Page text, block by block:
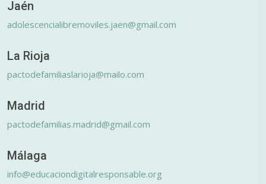
Jaén
adolescencialibremoviles.jaen@gmail.com
La Rioja
pactodefamiliaslarioja@mailo.com
Madrid
pactodefamilias.madrid@gmail.com
Málaga
info@educaciondigitalresponsable.org